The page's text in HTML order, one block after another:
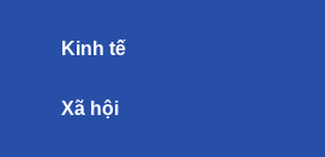
Kinh tế
Xã hội